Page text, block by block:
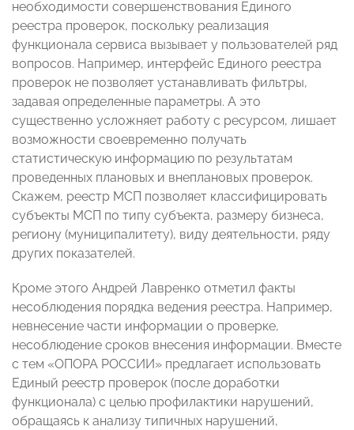
необходимости совершенствования Единого
реестра проверок, поскольку реализация
функционала сервиса вызывает у пользователей ряд
вопросов. Например, интерфейс Единого реестра
проверок не позволяет устанавливать фильтры,
задавая определенные параметры. А это
существенно усложняет работу с ресурсом, лишает
возможности своевременно получать
статистическую информацию по результатам
проведенных плановых и внеплановых проверок.
Скажем, реестр МСП позволяет классифицировать
субъекты МСП по типу субъекта, размеру бизнеса,
региону (муниципалитету), виду деятельности, ряду
других показателей.
Кроме этого Андрей Лавренко отметил факты
несоблюдения порядка ведения реестра. Например,
невнесение части информации о проверке,
несоблюдение сроков внесения информации. Вместе
с тем «ОПОРА РОССИИ» предлагает использовать
Единый реестр проверок (после доработки
функционала) с целью профилактики нарушений,
обращаясь к анализу типичных нарушений,